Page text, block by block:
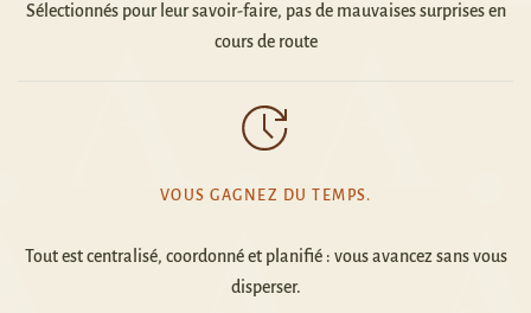
Sélectionnés pour leur savoir-faire, pas de mauvaises surprises en
cours de route
VOUS GAGNEZ DU TEMPS.
Tout est centralisé, coordonné et planifié : vous avancez sans vous
disperser.